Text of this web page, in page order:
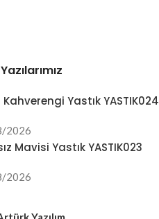
Yastık YASTIK024
2026
Mavisi Yastık YASTIK023
2026